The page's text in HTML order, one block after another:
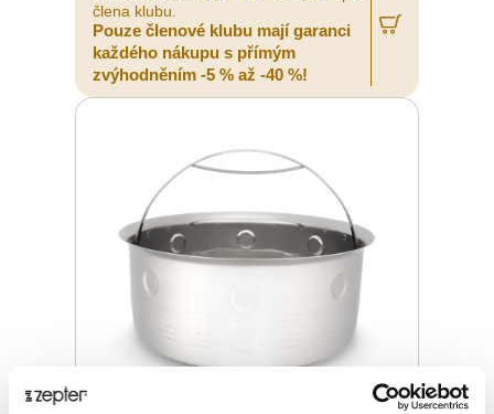
člena klubu.
Pouze členové klubu mají garanci
každého nákupu s přímým
zvýhodněním -5 % až -40 %!